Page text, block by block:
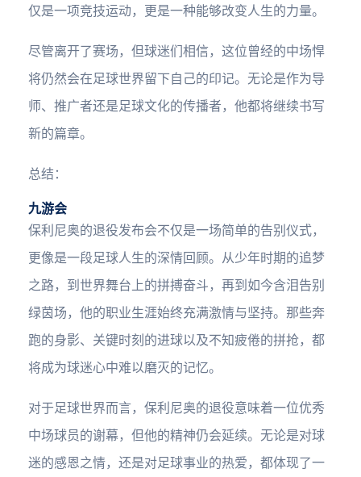
仅是一项竞技运动，更是一种能够改变人生的力量。
尽管离开了赛场，但球迷们相信，这位曾经的中场悍
将仍然会在足球世界留下自己的印记。无论是作为导
师、推广者还是足球文化的传播者，他都将继续书写
新的篇章。
总结：
九游会
保利尼奥的退役发布会不仅是一场简单的告别仪式，
更像是一段足球人生的深情回顾。从少年时期的追梦
之路，到世界舞台上的拼搏奋斗，再到如今含泪告别
绿茵场，他的职业生涯始终充满激情与坚持。那些奔
跑的身影、关键时刻的进球以及不知疲倦的拼抢，都
将成为球迷心中难以磨灭的记忆。
对于足球世界而言，保利尼奥的退役意味着一位优秀
中场球员的谢幕，但他的精神仍会延续。无论是对球
迷的感恩之情，还是对足球事业的热爱，都体现了一